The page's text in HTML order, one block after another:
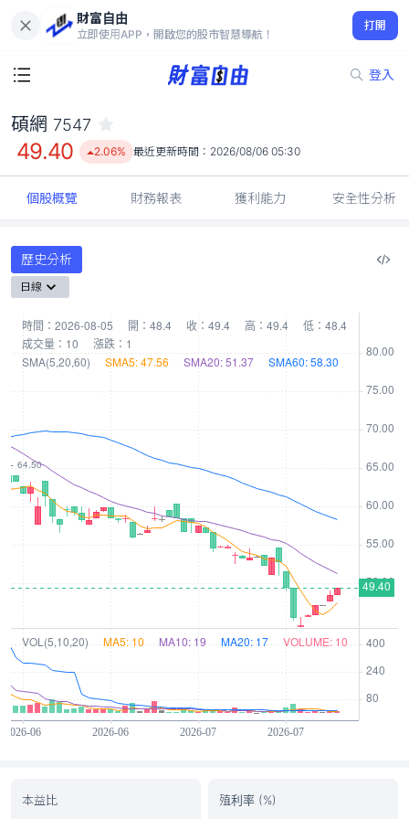
財富自由
立即使用APP，開啟您的股市智慧導航！
打開
登入
49.40
2.06%
碩網 7547
49.40 2.06% 最近更新時間： 2026/08/06 05:30
個股概覽 財務報表 獲利能力 安全性分析
歷史分析
日線
本益比 殖利率 (%)